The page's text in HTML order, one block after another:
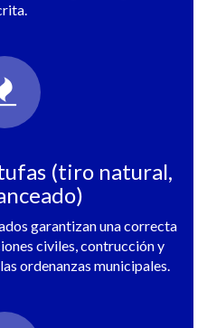
(tiro natural,
garantizan una correcta
civiles, contrucción y
ordenanzas municipales.